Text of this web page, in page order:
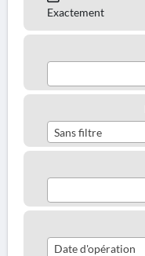
Exactement
Sans filtre
Date d'opération